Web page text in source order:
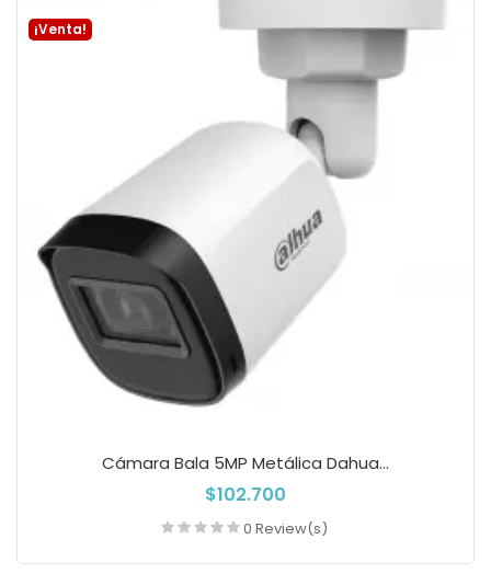
¡Venta!
Cámara Bala 5MP Metálica Dahua...
$102.700
0 Review(s)